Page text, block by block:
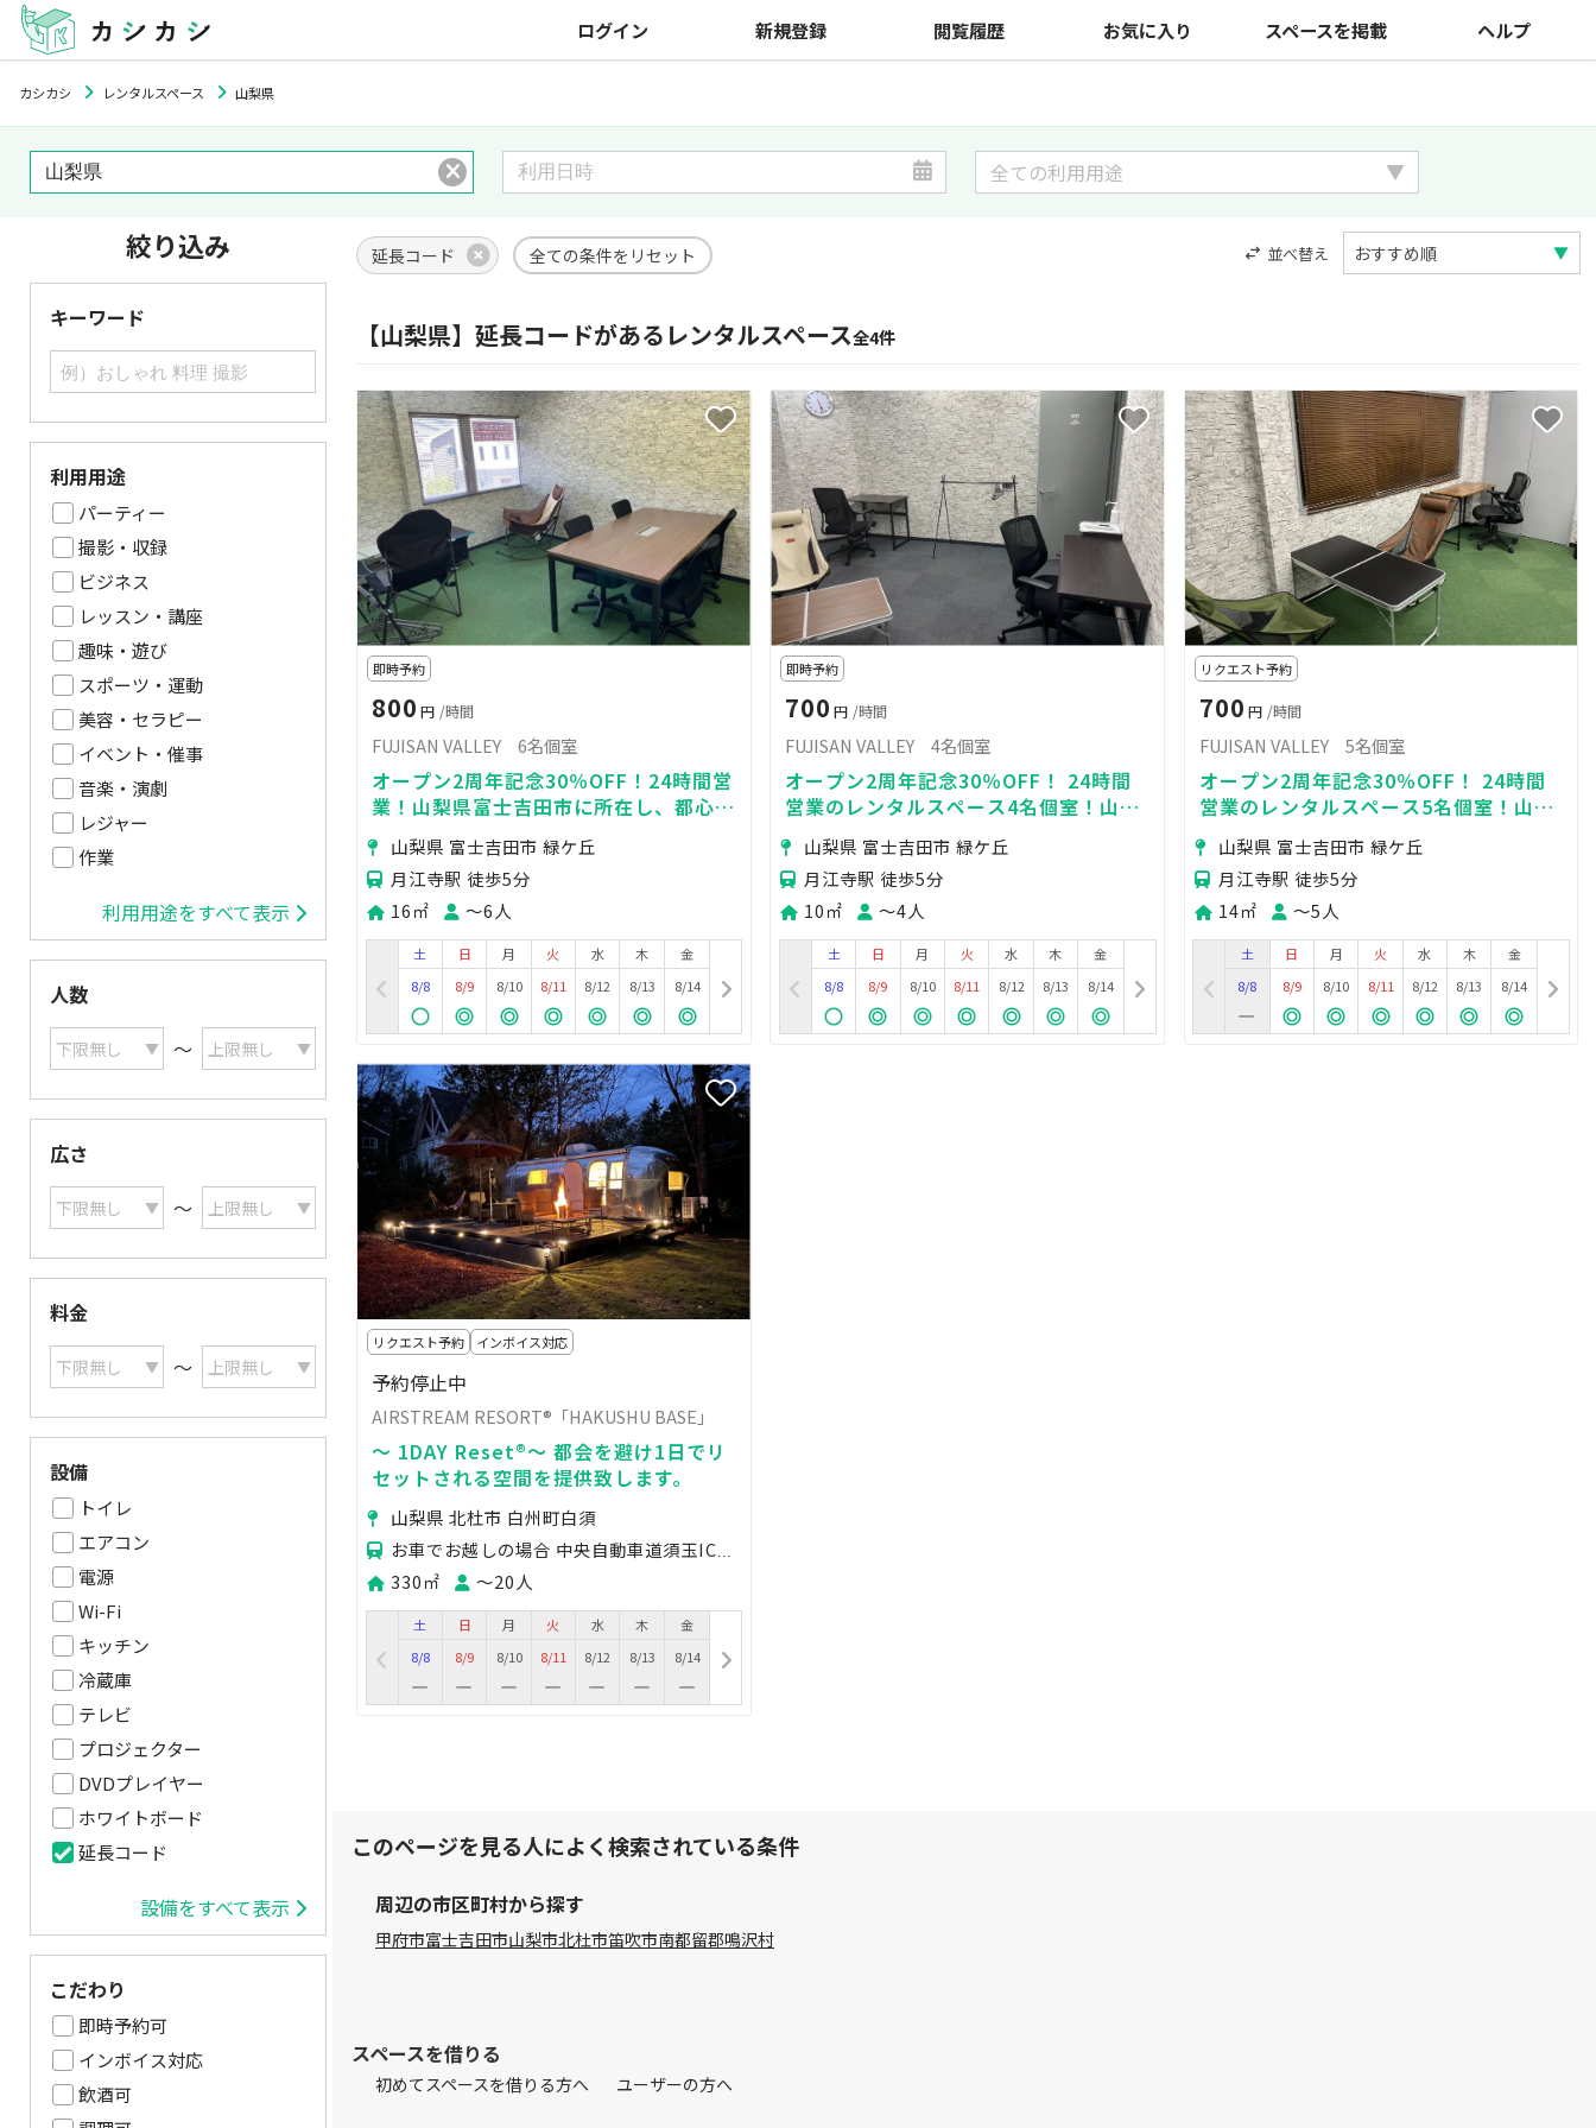
ログイン 新規登録 閲覧履歴 お気に入り スペースを掲載 ヘルプ
カシカシ レンタルスペース 山梨県
絞り込み
キーワード
利用用途
パーティー
撮影・収録
ビジネス
レッスン・講座
趣味・遊び
スポーツ・運動
美容・セラピー
イベント・催事
音楽・演劇
レジャー
作業
利用用途をすべて表示
人数
〜
広さ
〜
料金
〜
設備
テレビ
キッチン
プロジェクター
ホワイトボード
DVDプレイヤー
トイレ
冷蔵庫
延長コード
エアコン
電源
Wi-Fi
設備をすべて表示
こだわり
即時予約可
インボイス対応
飲酒可
延長コード 全ての条件をリセット 並べ替え
【山梨県】延長コードがあるレンタルスペース全4件
即時予約
800 円 /時間
FUJISAN VALLEY 6名個室
オープン2周年記念30％OFF！24時間営
業！山梨県富士吉田市に所在し、都心か
ら1時間30分とアクセス良好！
山梨県 富士吉田市 緑ケ丘
月江寺駅 徒歩5分
16㎡
〜6人
土
8/8
日
8/9
月
8/10
火
8/11
水
8/12
木
8/13
金
8/14
即時予約
700 円 /時間
FUJISAN VALLEY 4名個室
オープン2周年記念30％OFF！ 24時間
営業のレンタルスペース4名個室！山梨
県富士吉田市に所在し、都心から1時間
30分とアクセス良好！
山梨県 富士吉田市 緑ケ丘
月江寺駅 徒歩5分
10㎡
〜4人
土
8/8
日
8/9
月
8/10
火
8/11
水
8/12
木
8/13
金
8/14
リクエスト予約
700 円 /時間
FUJISAN VALLEY 5名個室
オープン2周年記念30％OFF！ 24時間
営業のレンタルスペース5名個室！山梨
県富士吉田市に所在し、都心から1時間
30分とアクセス良好！
山梨県 富士吉田市 緑ケ丘
月江寺駅 徒歩5分
14㎡
〜5人
土
8/8
日
8/9
月
8/10
火
8/11
水
8/12
木
8/13
金
8/14
リクエスト予約 インボイス対応
予約停止中
AIRSTREAM RESORT®「HAKUSHU BASE」
～ 1DAY Reset®～ 都会を避け1日でリ
セットされる空間を提供致します。
山梨県 北杜市 白州町白須
330㎡ 〜20人
土
8/8
日
8/9
月
8/10
火
8/11
水
8/12
木
8/13
金
8/14
このページを見る人によく検索されている条件
周辺の市区町村から探す
甲府市富士吉田市山梨市北杜市笛吹市南都留郡鳴沢村
スペースを借りる
初めてスペースを借りる方へ ユーザーの方へ